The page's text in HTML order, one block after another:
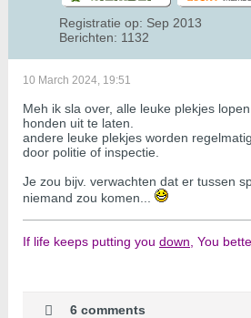
Registratie op: Sep 2013
Berichten: 1132
10 March 2024, 19:51
Meh ik sla over, alle leuke plekjes
honden uit te laten.
andere leuke plekjes worden
door politie of inspectie.
Je zou bijv. verwachten dat er tussen
niemand zou komen...
If life keeps putting you down, You
6 comments